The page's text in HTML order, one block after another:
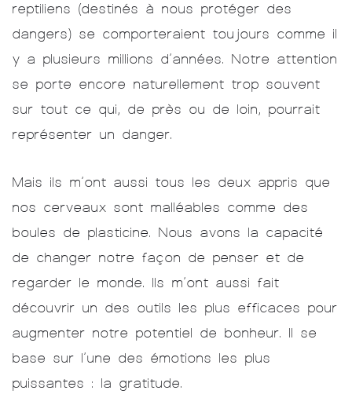
reptiliens (destinés à nous protéger des
dangers) se comporteraient toujours comme il
y a plusieurs millions d’années. Notre attention
se porte encore naturellement trop souvent
sur tout ce qui, de près ou de loin, pourrait
représenter un danger.
Mais ils m’ont aussi tous les deux appris que
nos cerveaux sont malléables comme des
boules de plasticine. Nous avons la capacité
de changer notre façon de penser et de
regarder le monde. Ils m’ont aussi fait
découvrir un des outils les plus efficaces pour
augmenter notre potentiel de bonheur. Il se
base sur l’une des émotions les plus
puissantes : la gratitude.